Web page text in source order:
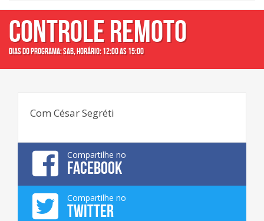
CONTROLE REMOTO
Dias do programa: sab, Horário: 12:00 as 15:00
Com César Segréti
Compartilhe no
FACEBOOK
Compartilhe no
TWITTER